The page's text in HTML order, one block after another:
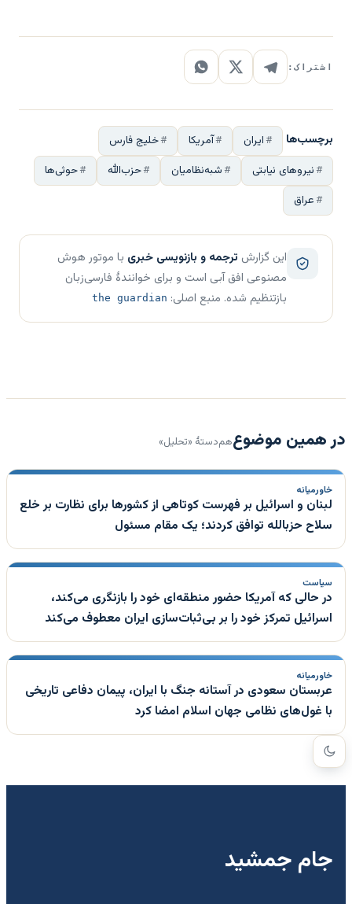
اشتراک:
برچسب‌ها ایران آمریکا
خلیج فارس
نیروهای نیابتی
شبه‌نظامیان حزب‌الله
حوثی‌ها
عراق
این گزارش ترجمه و بازنویسی خبری با موتور هوش
مصنوعی افق آبی است و برای خوانندهٔ فارسی‌زبان
بازتنظیم شده. منبع اصلی: the guardian
در همین موضوعهم‌دستهٔ «تحلیل»
خاورمیانه
لبنان و اسرائیل بر فهرست کوتاهی از کشورها برای نظارت بر خلع
سلاح حزبالله توافق کردند؛ یک مقام مسئول
سیاست
در حالی که آمریکا حضور منطقه‌ای خود را بازنگری می‌کند،
اسرائیل تمرکز خود را بر بی‌ثبات‌سازی ایران معطوف می‌کند
خاورمیانه
عربستان سعودی در آستانه جنگ با ایران، پیمان دفاعی تاریخی
با غول‌های نظامی جهان اسلام امضا کرد
جام جمشید